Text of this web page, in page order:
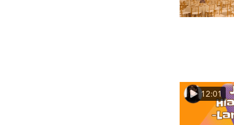
12:01